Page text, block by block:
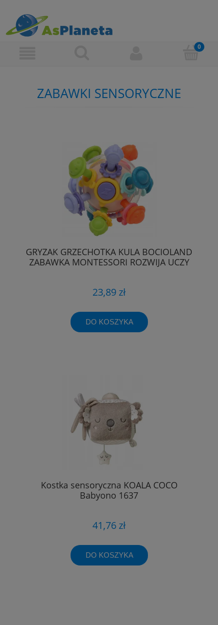
ZABAWKI SENSORYCZNE
GRYZAK GRZECHOTKA KULA BOCIOLAND
ZABAWKA MONTESSORI ROZWIJA UCZY
23,89 zł
DO KOSZYKA
Kostka sensoryczna KOALA COCO
Babyono 1637
41,76 zł
DO KOSZYKA